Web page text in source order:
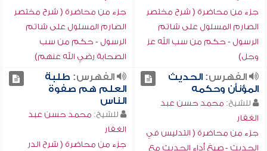
جزء من محاضرة ( شرح مختصر
الصارم المسلول على شاتم
الرسول - حكم من سب الله عز
وجل)
جزء من محاضرة ( شرح مختصر
الصارم المسلول على شاتم
الرسول - حكم من سب
الصحابة رضي الله عنهم)
الفهرس:الحديث
المؤنأن وحكمه
للشيخ: محمد حسن عبد
الغفار
جزء من محاضرة ( التدليس في
الحديث - صيغ أداء الحديث مع
الفهرس: طلبة
العلم هم صفوة
الناس
للشيخ: محمد حسن عبد
الغفار
جزء من محاضرة ( شرح الدر